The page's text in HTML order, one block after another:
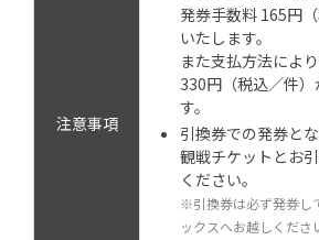
注意事項
発券手数料 165円
いたします。
また支払方法によ
330円（税込／件
す。
引換券での発券と
観戦チケットとお
ください。
※引換券は必ず発券し
ックスへお越しくださ